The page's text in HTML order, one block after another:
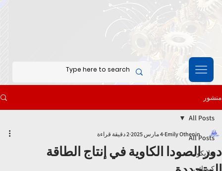
منشور
All Posts
جلايكول
كيميائي
All Posts
دور الصودا الكاوية في إنتاج الطاقة
Emily Othenin 4 مارس 2025 2 دقيقة قراءة